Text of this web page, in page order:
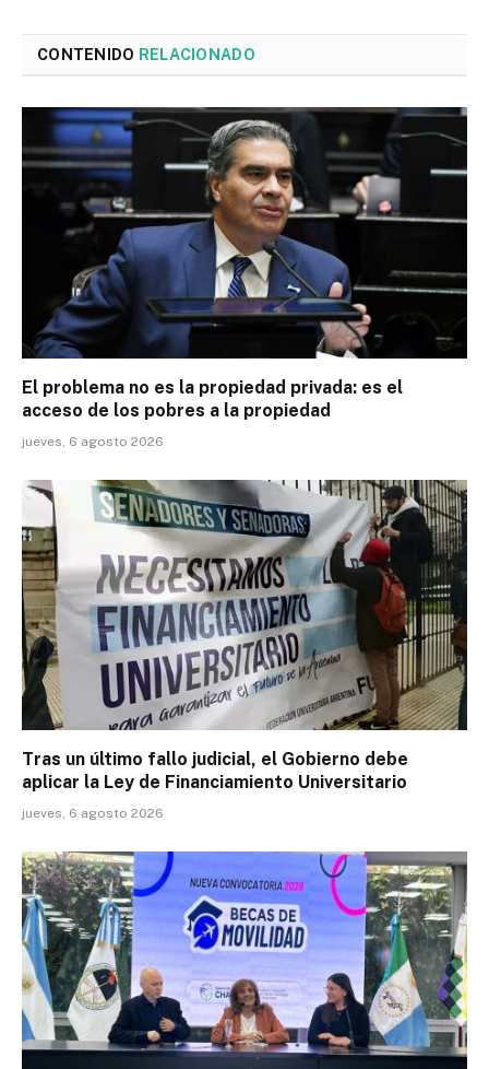
CONTENIDO RELACIONADO
El problema no es la propiedad privada: es el
acceso de los pobres a la propiedad
jueves, 6 agosto 2026
Tras un último fallo judicial, el Gobierno debe
aplicar la Ley de Financiamiento Universitario
jueves, 6 agosto 2026